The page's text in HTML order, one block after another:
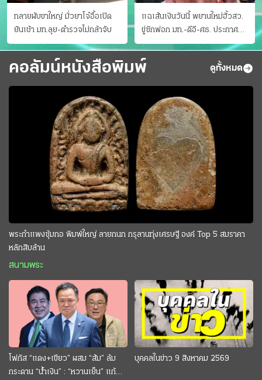
ทลายผับขาใหญ่ มั่วยาโจ๋อื้อเปิด
ยันเช้า มท.ลุย-ตำรวจไม่กล้าจับ
แฉเส้นเงินวันนี้ พยานใหม่ฮั้วสว.
ขู่ซักฟอก มท.-ดีอี-ศธ. ประกาศ
บัญชีท้องถิ่น
คอลัมน์หนังสือพิมพ์ ดูทั้งหมด
พระกำแพงซุ้มกอ พิมพ์ใหญ่ ลายกนก กรุลานทุ่งเศรษฐี องค์ Top 5 สมราคา
หลักสิบล้าน
สนามพระ
โฟกัส “แดง+เขียว” ผสม “ส้ม” ล้ม
กระดาน “นํ้าเงิน” : “หวานเย็น” แก้
บุคคลในข่าว 9 สิงหาคม 2569